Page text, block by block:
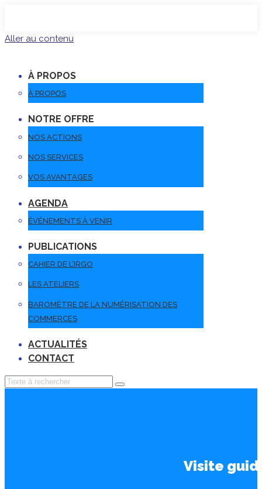
Aller au contenu
À PROPOS
À PROPOS
NOTRE OFFRE
NOS ACTIONS
NOS SERVICES
VOS AVANTAGES
AGENDA
ÉVÉNEMENTS À VENIR
PUBLICATIONS
CAHIER DE L’IRGO
LES ATELIERS
BAROMÈTRE DE LA NUMÉRISATION DES
COMMERCES
ACTUALITÉS
CONTACT
Visite